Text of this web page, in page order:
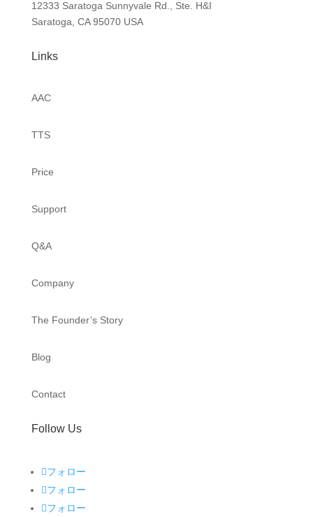
12333 Saratoga Sunnyvale Rd., Ste. H&I
Saratoga, CA 95070 USA
Links
AAC
TTS
Price
Support
Q&A
Company
The Founder’s Story
Blog
Contact
Follow Us
フォロー
フォロー
フォロー